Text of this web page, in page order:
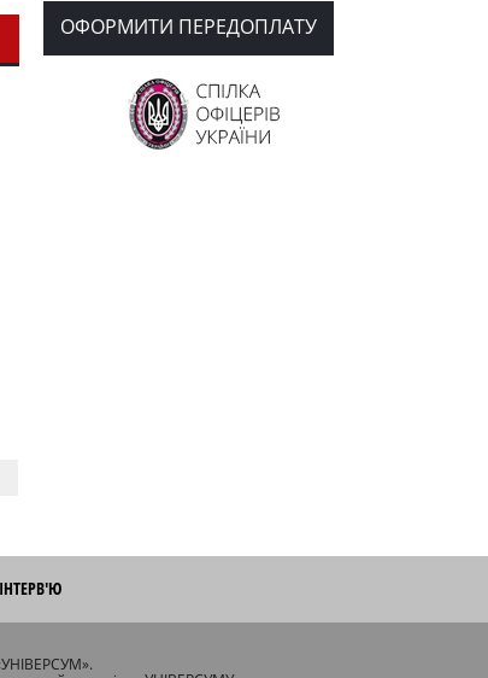
День Вишиванки в Норт Порті
OPUS MAGNUM Олега К. Романчука
ОФОРМИТИ ПЕРЕДОПЛАТУ